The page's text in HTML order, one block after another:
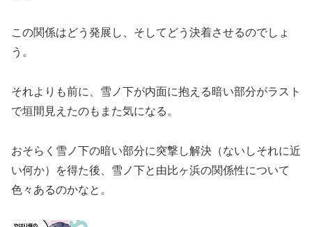
この関係はどう発展し、そしてどう決着させるのでしょ
う。
それよりも前に、雪ノ下が内面に抱える暗い部分がラスト
で垣間見えたのもまた気になる。
おそらく雪ノ下の暗い部分に突撃し解決（ないしそれに近
い何か）を得た後、雪ノ下と由比ヶ浜の関係性について
色々あるのかなと。